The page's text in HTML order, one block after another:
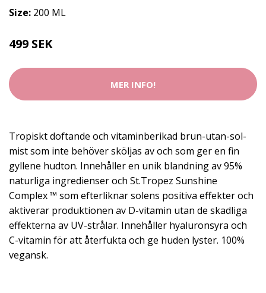
Size: 200 ML
499 SEK
MER INFO!
Tropiskt doftande och vitaminberikad brun-utan-sol-
mist som inte behöver sköljas av och som ger en fin
gyllene hudton. Innehåller en unik blandning av 95%
naturliga ingredienser och St.Tropez Sunshine
Complex ™ som efterliknar solens positiva effekter och
aktiverar produktionen av D-vitamin utan de skadliga
effekterna av UV-strålar. Innehåller hyaluronsyra och
C-vitamin för att återfukta och ge huden lyster. 100%
vegansk.